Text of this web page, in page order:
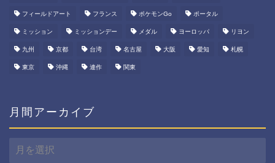
フィールドアート フランス ポケモンGo ポータル
ミッション ミッションデー メダル ヨーロッパ リヨン
九州 京都 台湾 名古屋 大阪 愛知 札幌
東京 沖縄 連作 関東
月間アーカイブ
間